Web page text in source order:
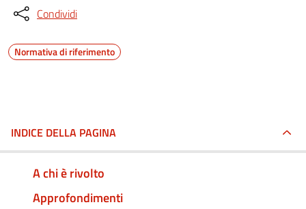
Condividi
Normativa di riferimento
INDICE DELLA PAGINA
A chi è rivolto
Approfondimenti